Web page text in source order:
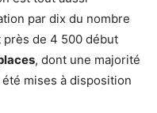
par dix du nombre
près de 4 500 début
, dont une majorité
mises à disposition